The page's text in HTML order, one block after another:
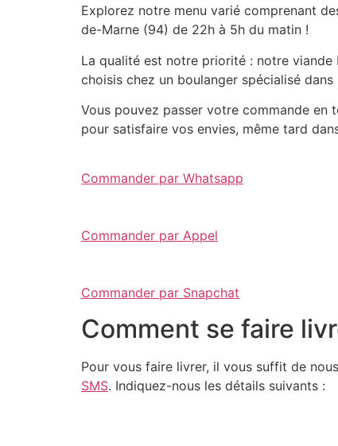
Explorez notre menu varié comprenant
de-Marne (94) de 22h à 5h du matin !
La qualité est notre priorité : notre viande
choisis chez un boulanger spécialisé
Vous pouvez passer votre commande
pour satisfaire vos envies, même tard
Commander par Whatsapp
Commander par Appel
Commander par Snapchat
Comment se faire
Pour vous faire livrer, il vous suffit de
SMS. Indiquez-nous les détails suivants :